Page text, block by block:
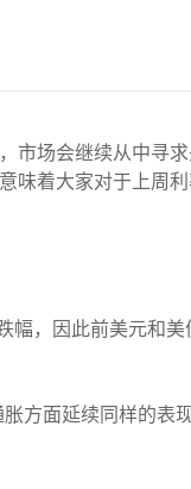
市场会继续从中寻
味着大家对于上周
幅，因此前美元和美
方面延续同样的表